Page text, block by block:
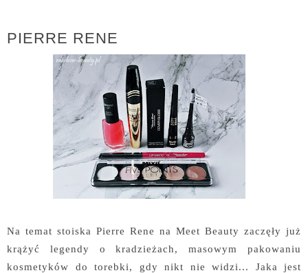
PIERRE RENE
Na temat stoiska Pierre Rene na Meet Beauty zaczęły już
krążyć legendy o kradzieżach, masowym pakowaniu
kosmetyków do torebki, gdy nikt nie widzi... Jaka jest